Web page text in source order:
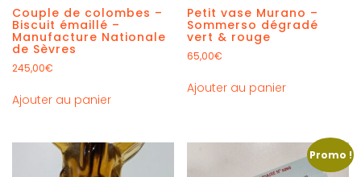
Couple de colombes –
Biscuit émaillé –
Manufacture Nationale
de Sèvres
245,00€
Ajouter au panier
Petit vase Murano –
Sommerso dégradé
vert & rouge
65,00€
Ajouter au panier
Promo !